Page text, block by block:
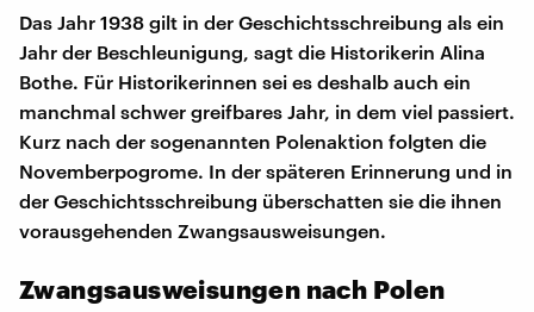
Das Jahr 1938 gilt in der Geschichtsschreibung als ein
Jahr der Beschleunigung, sagt die Historikerin Alina
Bothe. Für Historikerinnen sei es deshalb auch ein
manchmal schwer greifbares Jahr, in dem viel passiert.
Kurz nach der sogenannten Polenaktion folgten die
Novemberpogrome. In der späteren Erinnerung und in
der Geschichtsschreibung überschatten sie die ihnen
vorausgehenden Zwangsausweisungen.
Zwangsausweisungen nach Polen